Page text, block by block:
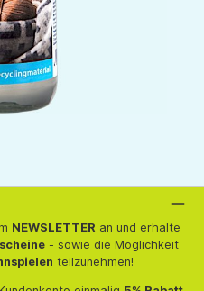
NEWSLETTER an und erhalte
- sowie die Möglichkeit
teilzunehmen!